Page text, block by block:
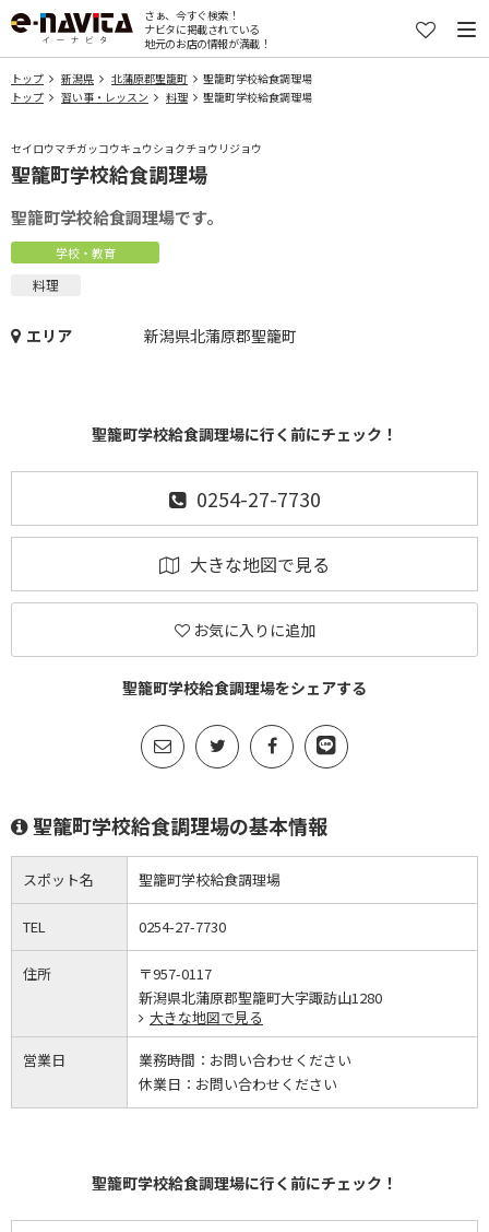
さぁ、今すぐ検索！
ナビタに掲載されている
地元のお店の情報が満載！
トップ 新潟県 北蒲原郡聖籠町
聖籠町学校給食調理場
トップ
習い事・レッスン 料理 聖籠町学校給食調理場
セイロウマチガッコウキュウショクチョウリジョウ
聖籠町学校給食調理場
聖籠町学校給食調理場です。
学校・教育
料理
エリア 新潟県北蒲原郡聖籠町
聖籠町学校給食調理場に行く前にチェック！
0254-27-7730
大きな地図で見る
お気に入りに追加
聖籠町学校給食調理場をシェアする
聖籠町学校給食調理場の基本情報
スポット名 聖籠町学校給食調理場
TEL 0254-27-7730
住所
〒957-0117
新潟県北蒲原郡聖籠町大字諏訪山1280
大きな地図で見る
営業日 業務時間： お問い合わせください
休業日： お問い合わせください
聖籠町学校給食調理場に行く前にチェック！